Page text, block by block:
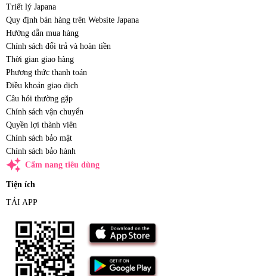
Triết lý Japana
Quy định bán hàng trên Website Japana
Hướng dẫn mua hàng
Chính sách đổi trả và hoàn tiền
Thời gian giao hàng
Phương thức thanh toán
Điều khoản giao dịch
Câu hỏi thường gặp
Chính sách vận chuyển
Quyền lợi thành viên
Chính sách bảo mật
Chính sách bảo hành
auto_awesome Cẩm nang tiêu dùng
Tiện ích
TẢI APP